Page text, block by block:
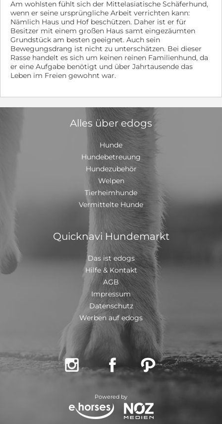
Am wohlsten fühlt sich der Mittelasiatische Schäferhund,
wenn er seine ursprüngliche Arbeit verrichten kann:
Nämlich Haus und Hof beschützen. Daher ist er für
Besitzer mit einem großen Haus samt eingezäumten
Grundstück am besten geeignet. Auch sein
Bewegungsdrang ist nicht zu unterschätzen. Bei dieser
Rasse handelt es sich um keinen reinen Familienhund, da
er eine Aufgabe benötigt und über Jahrtausende das
Leben im Freien gewohnt war.
Alles über edogs
Hunde
Hundebetreuung
Hundezubehör
Welpen
Tierheimhunde
Vermittelte Hunde
Quicknavi Hundemarkt
Das ist edogs
Hilfe & Kontakt
AGB
Impressum
Datenschutz
Werben auf edogs
  
Powered by